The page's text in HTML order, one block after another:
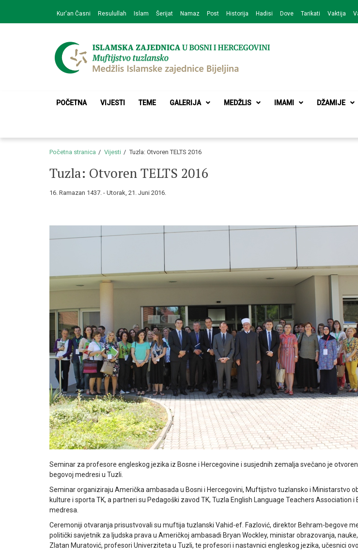
navigation
content
Kur'an Časni Resulullah Islam Šerijat Namaz Post Historija Hadisi Dove Tarikati Vaktija
Medžlis Islamske zajednice
POČETNA VIJESTI TEME GALERIJA MEDŽLIS IMAMI DŽAMIJE
Početna stranica Vijesti Tuzla: Otvoren TELTS 2016
Tuzla: Otvoren TELTS 2016
16. Ramazan 1437. - Utorak, 21. Juni 2016.
Seminar za profesore engleskog jezika iz Bosne i Hercegovine i susjednih zemalja svečano je
begovoj medresi u Tuzli.
Seminar organiziraju Američka ambasada u Bosni i Hercegovini, Muftijstvo tuzlansko i Ministarstvo
kulture i sporta TK, a partneri su Pedagoški zavod TK, Tuzla English Language Teachers Association i
medresa.
Ceremoniji otvaranja prisustvovali su muftija tuzlanski Vahid-ef. Fazlović, direktor Behram-begove
politički savjetnik za ljudska prava u Američkoj ambasadi Bryan Wockley, ministar obrazovanja,
Zlatan Muratović, profesori Univerziteta u Tuzli, te profesori i nastavnici engleskog jezika, učesnici